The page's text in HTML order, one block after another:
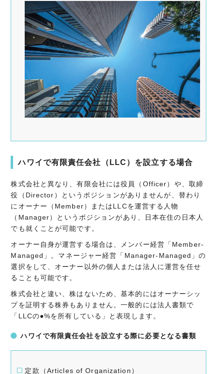
ハワイで有限責任会社（LLC）を設立する場合
株式会社と異なり、有限会社には役員（Officer）や、取締
役（Director）というポジションがありませんが、替わり
にオーナー（Member）またはLLCを運営する人物
（Manager）というポジションがあり、日本在住の日本人
でも就くことが可能です。
オーナー自身が運営する場合は、メンバー経営「Member-
Managed」。マネージャー経営「Manager-Managed」の
選択をして、オーナー以外の個人または法人に運営を任せ
ることも可能です。
株式会社と違い、株はないため、基本的にはオーナーシッ
プを証明する株券もありません。一般的には法人書類で
「LLCの●%を所有している」と表現します。
ハワイで有限責任会社を設立する際に必要となる書類
定款（Articles of Organization）